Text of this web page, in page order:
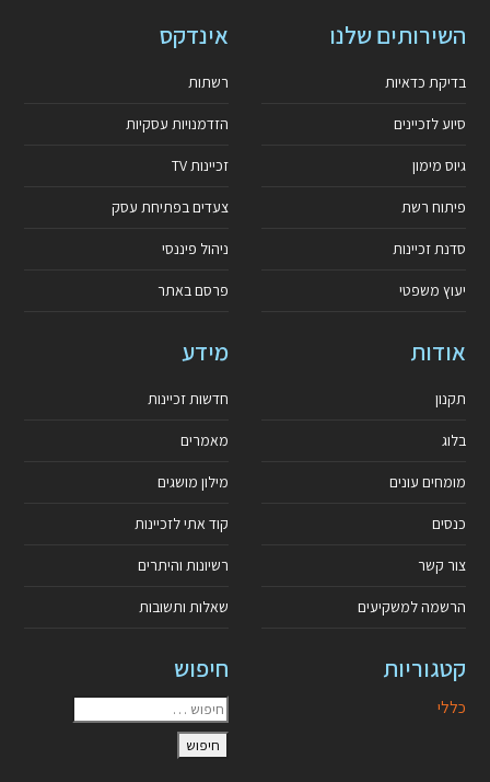
השירותים שלנו
בדיקת כדאיות
סיוע לזכיינים
גיוס מימון
פיתוח רשת
סדנת זכיינות
יעוץ משפטי
אינדקס
רשתות
הזדמנויות עסקיות
זכיינות TV
צעדים בפתיחת עסק
ניהול פיננסי
פרסם באתר
אודות
תקנון
בלוג
מומחים עונים
כנסים
צור קשר
הרשמה למשקיעים
מידע
חדשות זכיינות
מאמרים
מילון מושגים
קוד אתי לזכיינות
רשיונות והיתרים
שאלות ותשובות
קטגוריות
כללי
חיפוש